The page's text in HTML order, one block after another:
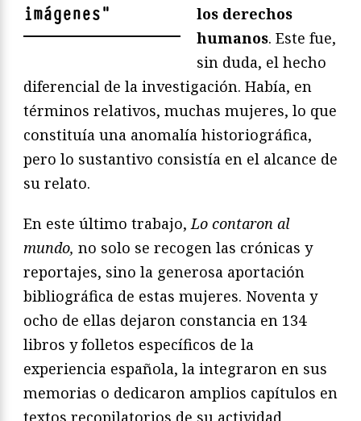
imágenes"
los derechos
humanos. Este fue,
sin duda, el hecho
diferencial de la investigación. Había, en
términos relativos, muchas mujeres, lo que
constituía una anomalía historiográfica,
pero lo sustantivo consistía en el alcance de
su relato.
En este último trabajo,Lo contaron al
mundo, no solo se recogen las crónicas y
reportajes, sino la generosa aportación
bibliográfica de estas mujeres. Noventa y
ocho de ellas dejaron constancia en 134
libros y folletos específicos de la
experiencia española, la integraron en sus
memorias o dedicaron amplios capítulos en
textos recopilatorios de su actividad